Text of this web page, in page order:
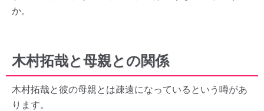
か。
木村拓哉と母親との関係
木村拓哉と彼の母親とは疎遠になっているという噂があ
ります。